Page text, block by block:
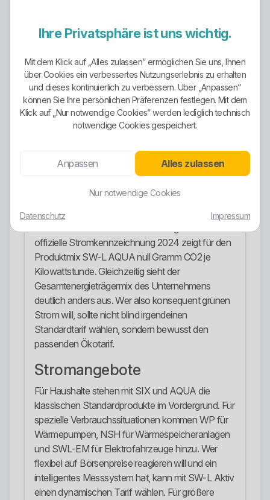
Geschäftskunden werden dieselben
Verbräuchen über 100.000 kWh pro Jahr
zusätzlich individuelle Lösungen. Das ist kein
Tarifchaos, sondern eine saubere Aufteilung nach
Nutzungsprofil.
Ökostrom-Ausrichtung
Die Ökostrom-Ausrichtung ist sichtbar vorhanden,
aber nicht pauschal für alles gleich. AQUA wird
mit 100 Prozent Wasserkraft beschrieben. Auch
der dynamische Tarif SW-L Aktiv wird als 100
offizielle Stromkennzeichnung 2024 zeigt für den
Produktmix SW-L AQUA null Gramm CO2 je
Kilowattstunde. Gleichzeitig sieht der
Gesamtenergieträgermix des Unternehmens
deutlich anders aus. Wer also konsequent grünen
Strom will, sollte nicht blind irgendeinen
Standardtarif wählen, sondern bewusst den
passenden Ökotarif.
Stromangebote
Für Haushalte stehen mit SIX und AQUA die
klassischen Standardprodukte im Vordergrund. Für
spezielle Verbrauchssituationen kommen WP für
Wärmepumpen, NSH für Wärmespeicheranlagen
und SWL-EM für Elektrofahrzeuge hinzu. Wer
flexibel auf Börsenpreise reagieren will und ein
intelligentes Messsystem hat, kann mit SW-L Aktiv
einen dynamischen Tarif wählen. Für größere
Ihre Privatsphäre ist uns wichtig.
Mit dem Klick auf „Alles zulassen” ermöglichen Sie uns, Ihnen
über Cookies ein verbessertes Nutzungserlebnis zu erhalten
und dieses kontinuierlich zu verbessern. Über „Anpassen”
können Sie Ihre persönlichen Präferenzen festlegen. Mit dem
Klick auf „Nur notwendige Cookies” werden lediglich technisch
notwendige Cookies gespeichert.
Anpassen Alles zulassen
Nur notwendige Cookies
Datenschutz Impressum